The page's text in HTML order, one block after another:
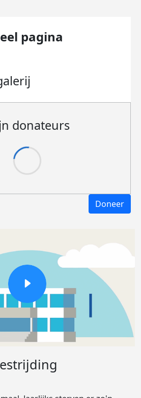
pagina
donateurs
Doneer